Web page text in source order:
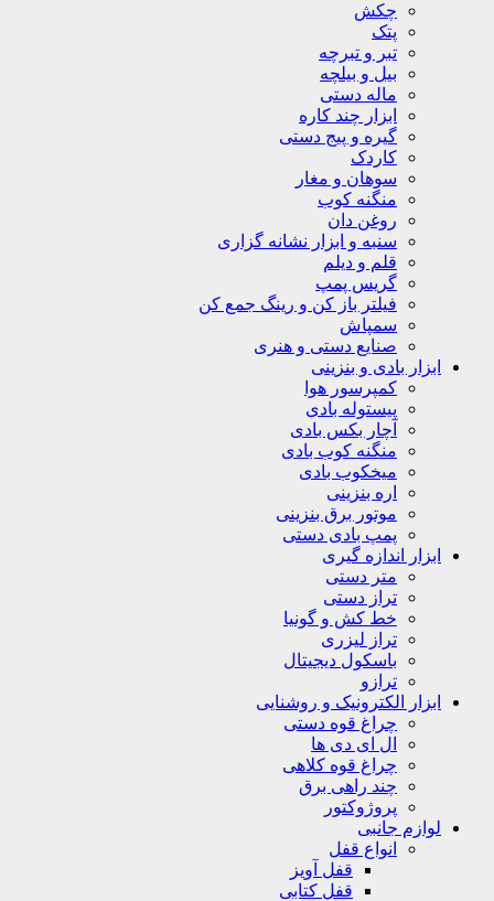
چکش
پتک
تبر و تبرچه
بیل و بیلچه
ماله دستی
ابزار چند کاره
گیره و پیج دستی
کاردک
سوهان و مغار
منگنه کوب
روغن دان
سنبه و ابزار نشانه گزاری
قلم و دیلم
گریس پمپ
فیلتر باز کن و رینگ جمع کن
سمپاش
صنایع دستی و هنری
ابزار بادی و بنزینی
کمپرسور هوا
پیستوله بادی
آچار بکس بادی
منگنه کوب بادی
میخکوب بادی
اره بنزینی
موتور برق بنزینی
پمپ بادی دستی
ابزار اندازه گیری
متر دستی
تراز دستی
خط کش و گونیا
تراز لیزری
باسکول دیجیتال
ترازو
ابزار الکترونیک و روشنایی
چراغ قوه دستی
ال ای دی ها
چراغ قوه کلاهی
چند راهی برق
پروژوکتور
لوازم جانبی
انواع قفل
قفل آویز
قفل کتابی